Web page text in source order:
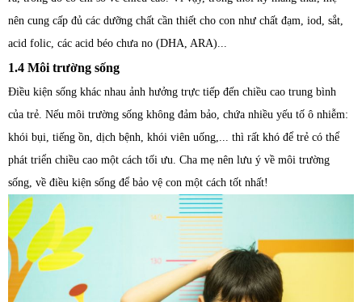
nên cung cấp đủ các dưỡng chất cần thiết cho con như chất đạm, iod, sắt,
acid folic, các acid béo chưa no (DHA, ARA)...
1.4 Môi trường sống
Điều kiện sống khác nhau ảnh hưởng trực tiếp đến chiều cao trung bình
của trẻ. Nếu môi trường sống không đảm bảo, chứa nhiều yếu tố ô nhiễm:
khói bụi, tiếng ồn, dịch bệnh, khói viên uống,... thì rất khó để trẻ có thể
phát triển chiều cao một cách tối ưu. Cha mẹ nên lưu ý về môi trường
sống, về điều kiện sống để bảo vệ con một cách tốt nhất!